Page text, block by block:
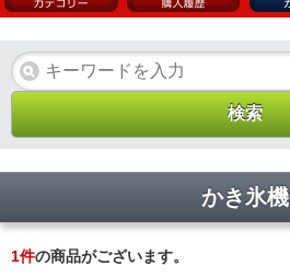
かき氷機
1件の商品がございます。